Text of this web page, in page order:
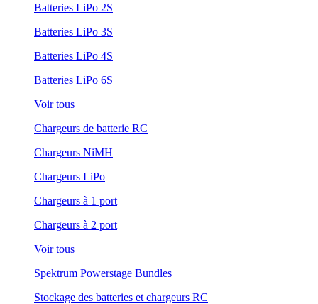
Batteries LiPo 2S
Batteries LiPo 3S
Batteries LiPo 4S
Batteries LiPo 6S
Voir tous
Chargeurs de batterie RC
Chargeurs NiMH
Chargeurs LiPo
Chargeurs à 1 port
Chargeurs à 2 port
Voir tous
Spektrum Powerstage Bundles
Stockage des batteries et chargeurs RC